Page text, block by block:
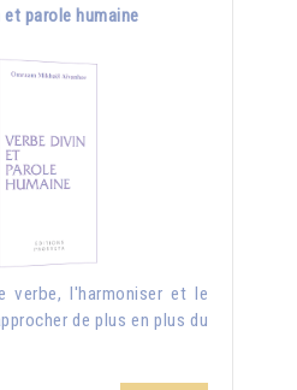
parole humaine
verbe, l'harmoniser et le
de plus en plus du